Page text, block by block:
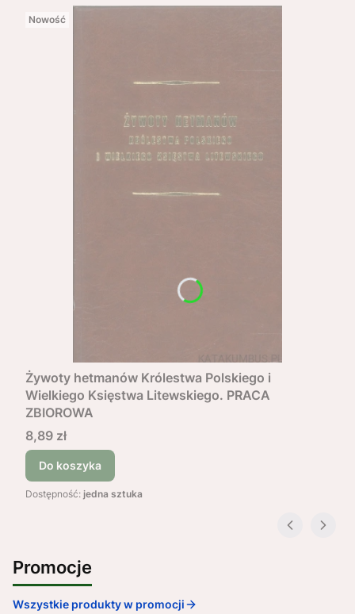
Nowość
Żywoty hetmanów Królestwa Polskiego i
Wielkiego Księstwa Litewskiego. PRACA
ZBIOROWA
Cena
8,89 zł
Do koszyka
Dostępność: jedna sztuka
Promocje
Wszystkie produkty w promocji